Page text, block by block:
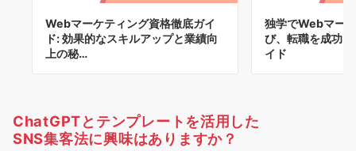
Webマーケティング資格徹底ガイ
ド: 効果的なスキルアップと業績向
上の秘…
独学でWebマー
び、転職を成功
イド
ChatGPTとテンプレートを活用した
SNS集客法に興味はありますか？